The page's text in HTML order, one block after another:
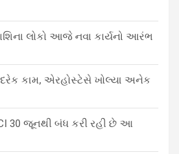
લોકો આજે નવા કાર્યનો આરંભ
કામ, એરહોસ્ટેસે ખોલ્યા અનેક
30 જૂનથી બંધ કરી રહી છે આ